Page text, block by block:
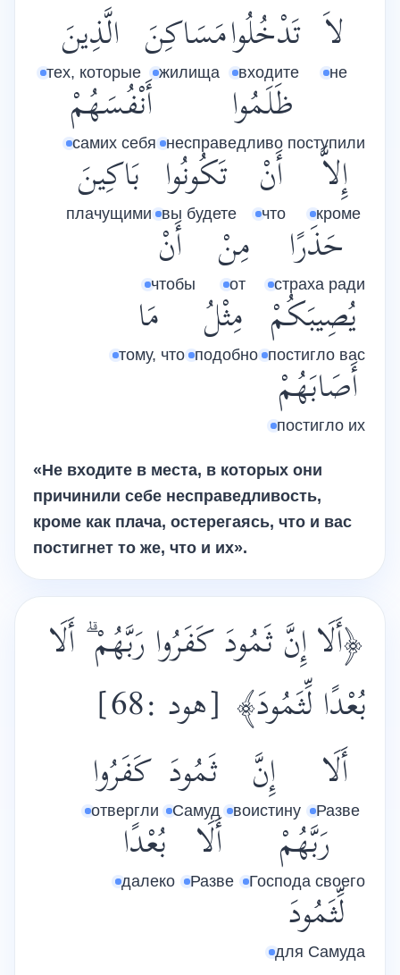
لاَ
не
تَدْخُلُوا
входите
مَسَاكِنَ
жилища
الَّذِينَ
тех, которые
ظَلَمُوا
несправедливо поступили
أَنْفُسَهُمْ
самих себя
إِلاَّ
кроме
أَنْ
что
تَكُونُوا
вы будете
بَاكِينَ
плачущими
حَذَرًا
страха ради
مِنْ
от
أَنْ
чтобы
يُصِيبَكُمْ
постигло вас
مِثْلُ
подобно
مَا
тому, что
أَصَابَهُمْ
постигло их
«Не входите в места, в которых они
причинили себе несправедливость,
кроме как плача, остерегаясь, что и вас
постигнет то же, что и их».
﴿أَلَا إِنَّ ثَمُودَ كَفَرُوا رَبَّهُمْ ۗ أَلَا
بُعْدًا لِّثَمُودَ﴾ [هود :68]
أَلَا
Разве
إِنَّ
воистину
ثَمُودَ
Самуд
كَفَرُوا
отвергли
رَبَّهُمْ
Господа своего
أَلَا
Разве
بُعْدًا
далеко
لِّثَمُودَ
для Самуда